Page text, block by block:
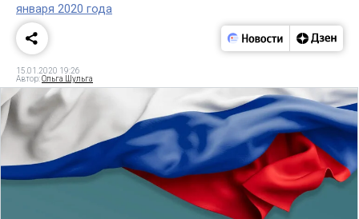
января 2020 года
15.01.2020 19:26
Автор:Ольга Шульга